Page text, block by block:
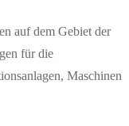
auf dem Gebiet der
für die
Maschinen